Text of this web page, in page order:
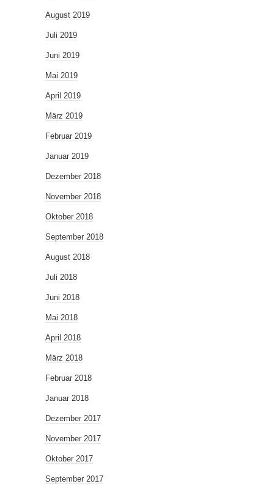
August 2019
Juli 2019
Juni 2019
Mai 2019
April 2019
März 2019
Februar 2019
Januar 2019
Dezember 2018
November 2018
Oktober 2018
September 2018
August 2018
Juli 2018
Juni 2018
Mai 2018
April 2018
März 2018
Februar 2018
Januar 2018
Dezember 2017
November 2017
Oktober 2017
September 2017